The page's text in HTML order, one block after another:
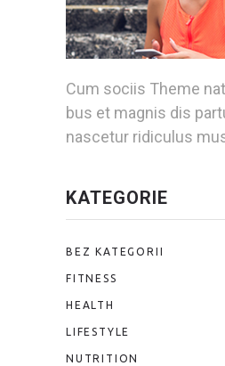
Cum sociis Theme
bus et magnis dis
nascetur ridiculus
KATEGORIE
BEZ KATEGORII
FITNESS
HEALTH
LIFESTYLE
NUTRITION